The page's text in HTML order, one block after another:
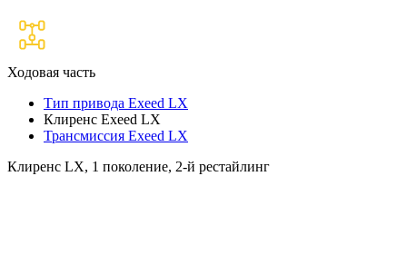
Ходовая часть
Тип привода Exeed LX
Клиренс Exeed LX
Трансмиссия Exeed LX
Клиренс LX, 1 поколение, 2-й рестайлинг